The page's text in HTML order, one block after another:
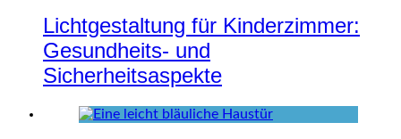
Lichtgestaltung für Kinderzimmer:
Gesundheits- und
Sicherheitsaspekte